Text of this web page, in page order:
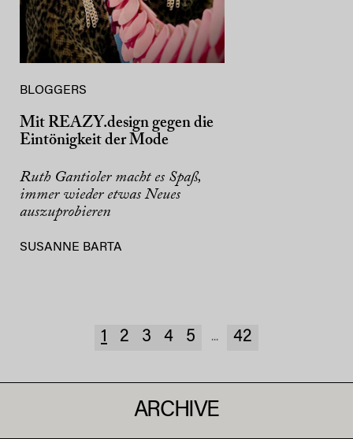
BLOGGERS
Mit REAZY.design gegen die
Eintönigkeit der Mode
Ruth Gantioler macht es Spaß,
immer wieder etwas Neues
auszuprobieren
SUSANNE BARTA
1 2 3 4 5 ... 42
ARCHIVE